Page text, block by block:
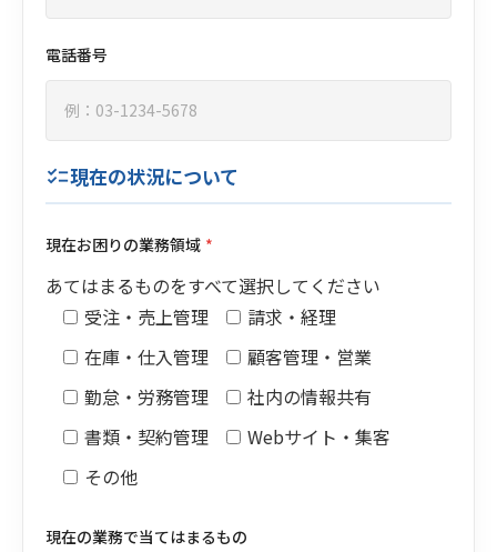
電話番号
checklist現在の状況について
現在お困りの業務領域 *
あてはまるものをすべて選択してください
受注・売上管理
請求・経理
在庫・仕入管理
顧客管理・営業
勤怠・労務管理
社内の情報共有
書類・契約管理
Webサイト・集客
その他
現在の業務で当てはまるもの